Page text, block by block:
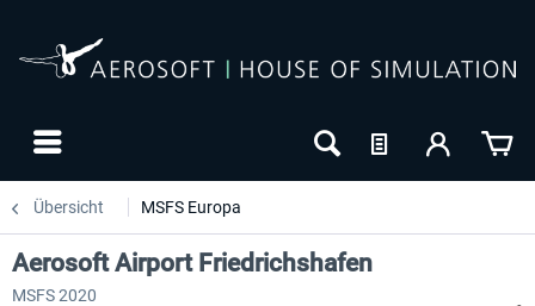
Übersicht MSFS Europa
Aerosoft Airport Friedrichshafen
MSFS 2020